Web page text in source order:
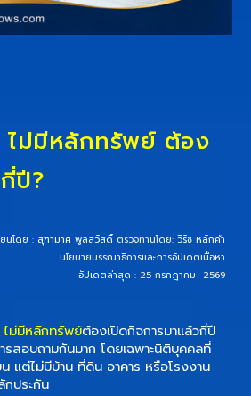
ไม่มีหลักทรัพย์ ต้อง
ปี?
นโดย : สุฑามาศ พูลสวัสดิ์ตรวจทานโดย: วิรัช หลักคำ
นโยบายบรรณาธิการและการอัปเดตเนื้อหา
อัปเดตล่าสุด : 25 กรกฎาคม 2569
ไม่มีหลักทรัพย์ต้องเปิดกิจการมาแล้วกี่ปี
รสอบถามกันมาก โดยเฉพาะนิติบุคคลที่
แต่ไม่มีบ้าน ที่ดิน อาคาร หรือโรงงาน
กประกัน